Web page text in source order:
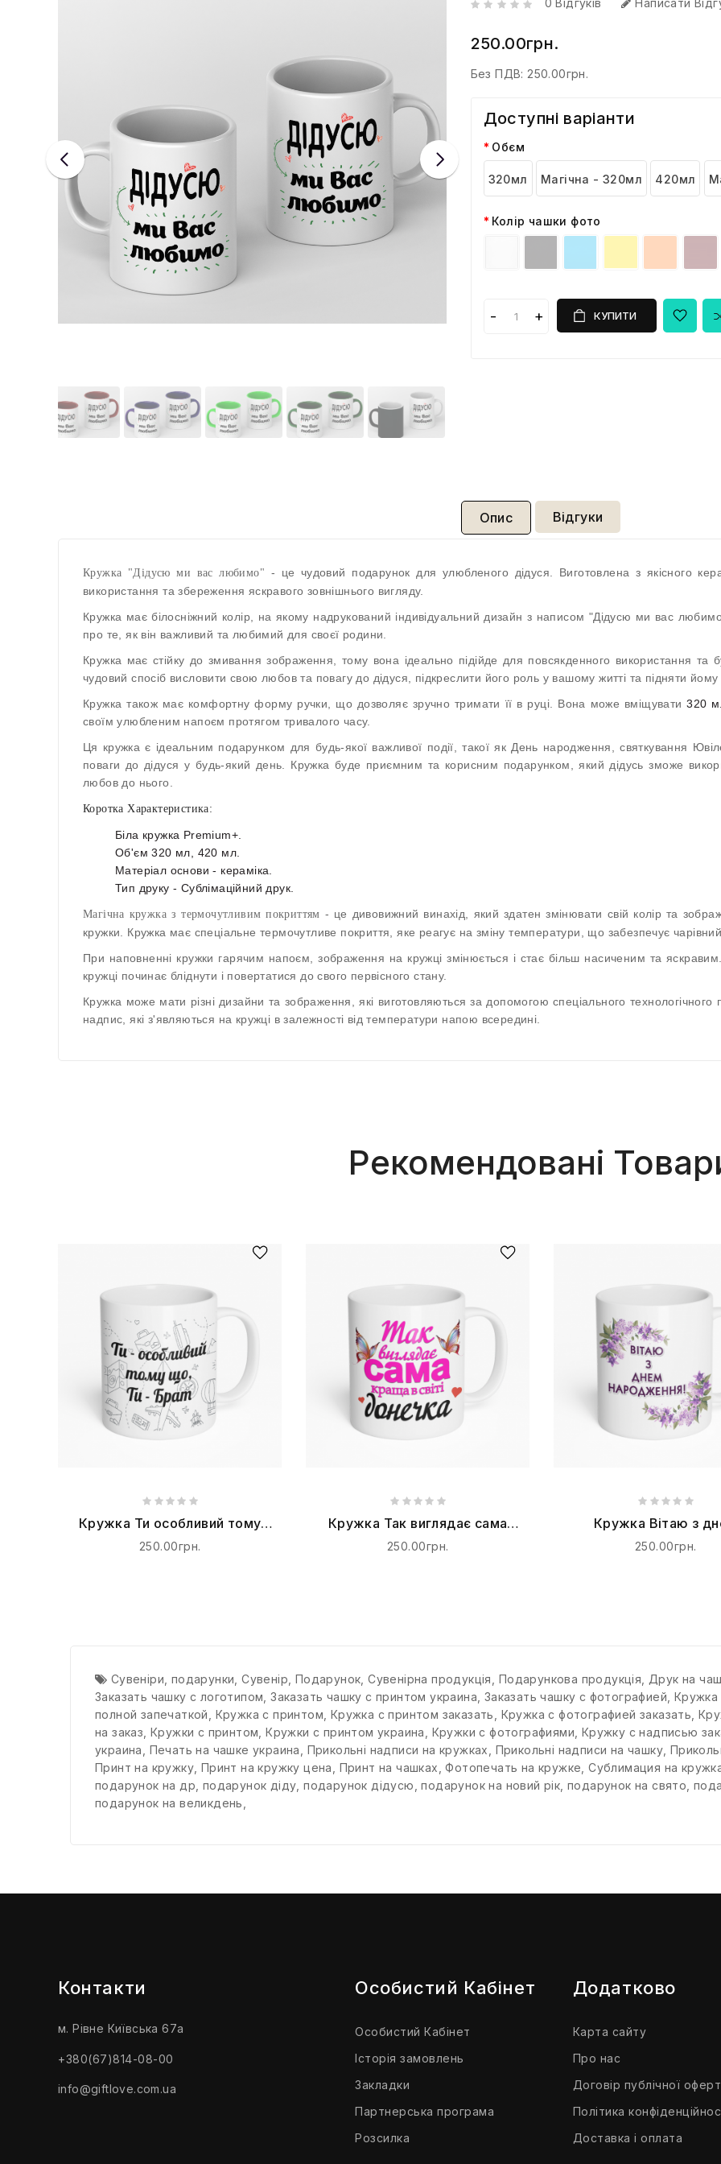
0 Відгуків Написати
250.00грн.
Без ПДВ: 250.00грн.
Доступні варіанти
Обєм
320мл Магічна - 320мл 420мл
Колір чашки фото
КУПИТИ
Опис Відгуки
Кружка "Дідусю ми вас любимо" - це чудовий подарунок для улюбленого дідуся. Виготовлена з якісного
використання та збереження яскравого зовнішнього вигляду.
Кружка має білосніжний колір, на якому надрукований індивідуальний дизайн з написом "Дідусю ми вас
про те, як він важливий та любимий для своєї родини.
Кружка має стійку до змивання зображення, тому вона ідеально підійде для повсякденного використання
чудовий спосіб висловити свою любов та повагу до дідуся, підкреслити його роль у вашому житті та підняти
Кружка також має комфортну форму ручки, що дозволяє зручно тримати її в руці. Вона може вміщувати320
своїм улюбленим напоєм протягом тривалого часу.
Ця кружка є ідеальним подарунком для будь-якої важливої події, такої як День народження, святкування
поваги до дідуся у будь-який день. Кружка буде приємним та корисним подарунком, який дідусь зможе
любов до нього.
Коротка Характеристика:
Біла кружка Premium+.
Об'єм 320 мл, 420 мл.
Матеріал основи - кераміка.
Тип друку - Сублімаційний друк.
Магічна кружка з термочутливим покриттям - це дивовижний винахід, який здатен змінювати свій колір та
кружки. Кружка має спеціальне термочутливе покриття, яке реагує на зміну температури, що забезпечує
При наповненні кружки гарячим напоєм, зображення на кружці змінюється і стає більш насиченим та
кружці починає бліднути і повертатися до свого первісного стану.
Кружка може мати різні дизайни та зображення, які виготовляються за допомогою спеціального
надпис, які з'являються на кружці в залежності від температури напою всередині.
Рекомендовані
Кружка Ти особливий тому
що, ти - Брат
250.00грн.
Кружка Так виглядає сама
краща в світі донечка
250.00грн.
Кружка Вітаю з
народженням
250.00грн.
Сувеніри подарунки ,Сувенір Подарунок ,Сувенірна продукція Подарункова продукція
Друк на
Заказать чашку с логотипом ,Заказать чашку с принтом украина Заказать чашку с фотографией Кружка
полной запечаткой
Кружка с принтом Кружка с принтом заказать Кружка с фотографией заказать ,
на заказ ,Кружки с принтом ,Кружки с принтом украина Кружки с фотографиями Кружку с надписью
украина
Печать на чашке украина Прикольні надписи на кружках Прикольні надписи на чашку
Принт на кружку Принт на кружку цена Принт на чашках ,Фотопечать на кружке ,Сублимация на
подарунок на др подарунок діду ,подарунок дідусю ,подарунок на новий рік ,подарунок на свято ,
подарунок на великдень
Контакти
м. Рівне Київська 67а
+380(67)814-08-00
info@giftlove.com.ua
Особистий Кабінет
Особистий Кабінет
Історія замовлень
Закладки
Партнерська програма
Розсилка
Додатково
Карта сайту
Про нас
Договір публічної
Політика
Доставка і оплата